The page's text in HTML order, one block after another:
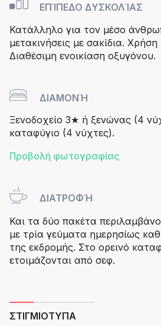
ΕΠΊΠΕΔΟ ΔΥΣΚΟΛΊΑΣ
Κατάλληλο για τον μέσο
μετακινήσεις με σακίδια. Χρήση
Διαθέσιμη ενοικίαση οξυγόνου.
ΔΙΑΜΟΝΉ
Ξενοδοχείο 3★ ή ξενώνας (4
καταφύγιο (4 νύχτες).
Προβολή φωτογραφίας
ΔΙΑΤΡΟΦΉ
Και τα δύο πακέτα
με τρία γεύματα ημερησίως
της εκδρομής. Στο ορεινό
ετοιμάζονται από σεφ.
ΣΤΙΓΜΙΌΤΥΠΑ